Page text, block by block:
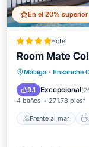
Hotel
Room Mate
Málaga · Ensanche
9.1 Excepcional(
4 baños 271.78 pies²
Frente al mar
Frente
Vista